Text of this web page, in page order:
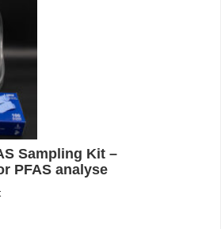
Sampling Kit –
PFAS analyse